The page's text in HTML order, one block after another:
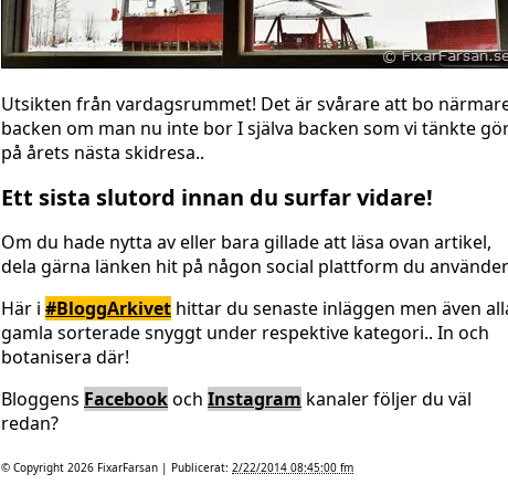
Utsikten från vardagsrummet! Det är svårare att bo
backen om man nu inte bor I själva backen som vi tänkte
på årets nästa skidresa..
Ett sista slutord innan du surfar vidare!
Om du hade nytta av eller bara gillade att läsa ovan artikel,
dela gärna länken hit på någon social plattform du
Här i #BloggArkivet hittar du senaste inläggen men även
gamla sorterade snyggt under respektive kategori.. In och
botanisera där!
Bloggens Facebookoch Instagram kanaler följer du väl
redan?
© Copyright 2026 FixarFarsan | Publicerat: 2/22/2014 08:45:00 fm